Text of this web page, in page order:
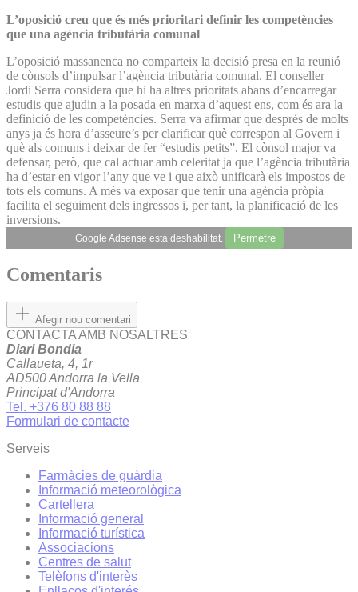
L’oposició creu que és més prioritari definir les competències
que una agència tributària comunal
L’oposició massanenca no comparteix la decisió presa en la reunió
de cònsols d’impulsar l’agència tributària comunal. El conseller
Jordi Serra considera que hi ha altres prioritats abans d’encarregar
estudis que ajudin a la posada en marxa d’aquest ens, com és ara la
definició de les competències. Serra va afirmar que després de molts
anys ja és hora d’asseure’s per clarificar què correspon al Govern i
què als comuns i deixar de fer “estudis petits”. El cònsol major va
defensar, però, que cal actuar amb celeritat ja que l’agència tributària
ha d’estar en vigor l’any que ve i que això unificarà els impostos de
tots els comuns. A més va exposar que tenir una agència pròpia
facilita el seguiment dels ingressos i, per tant, la planificació de les
inversions.
Google Adsense està deshabilitat. Permetre
Comentaris
Afegir nou comentari
CONTACTA AMB NOSALTRES
Diari Bondia
Callaueta, 4, 1r
AD500 Andorra la Vella
Principat d'Andorra
Tel. +376 80 88 88
Formulari de contacte
Serveis
Farmàcies de guàrdia
Informació meteorològica
Cartellera
Informació general
Informació turística
Associacions
Centres de salut
Telèfons d'interès